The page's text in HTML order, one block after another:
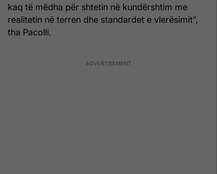
kaq të mëdha për shtetin në kundërshtim me
realitetin në terren dhe standardet e vlerësimit”,
tha Pacolli.